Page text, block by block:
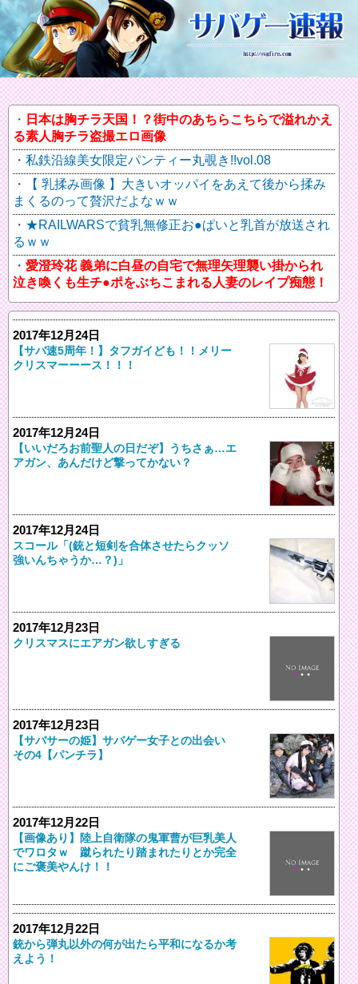
日本は胸チラ天国！？街中のあちらこちらで溢れかえ
る素人胸チラ盗撮エロ画像
私鉄沿線美女限定パンティー丸覗き!!vol.08
【 乳揉み画像 】大きいオッパイをあえて後から揉み
まくるのって贅沢だよなｗｗ
★RAILWARSで貧乳無修正お●ぱいと乳首が放送され
るｗｗ
愛澄玲花 義弟に白昼の自宅で無理矢理襲い掛かられ
泣き喚くも生チ●ポをぶちこまれる人妻のレイプ痴態！
2017年12月24日
【サバ速5周年！】タフガイども！！メリー
クリスマーーース！！！
2017年12月24日
【いいだろお前聖人の日だぞ】うちさぁ…エ
アガン、あんだけど撃ってかない？
2017年12月24日
スコール「(銃と短剣を合体させたらクッソ
強いんちゃうか…？)」
2017年12月23日
クリスマスにエアガン欲しすぎる
2017年12月23日
【サバサーの姫】サバゲー女子との出会い
その4【パンチラ】
2017年12月22日
【画像あり】陸上自衛隊の鬼軍曹が巨乳美人
でワロタｗ 蹴られたり踏まれたりとか完全
にご褒美やんけ！！
2017年12月22日
銃から弾丸以外の何が出たら平和になるか考
えよう！